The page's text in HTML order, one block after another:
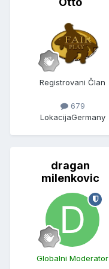
Registrovani Član
679
LokacijaGermany
dragan
milenkovic
Globalni Moderator